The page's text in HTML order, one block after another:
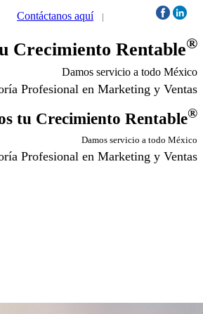
Contáctanos aquí |
Crecimiento Rentable®
Damos servicio a todo México
Profesional en Marketing y Ventas
tu Crecimiento Rentable®
Damos servicio a todo México
Profesional en Marketing y Ventas